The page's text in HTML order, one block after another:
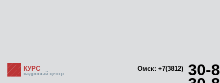
КУРС
кадровый центр
Омск: +7(3812) 30-